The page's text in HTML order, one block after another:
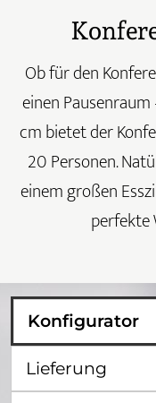
Ob für den
einen
cm bietet der
20 Personen.
einem großen
perfekte
Konfigurator
Lieferung